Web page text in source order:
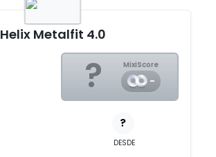
Helix Metalfit 4.0
? MixiScore
-
?
DESDE